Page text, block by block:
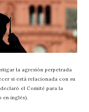
la agresión perpetrada
si está relacionada con su
el Comité para la
en inglés).